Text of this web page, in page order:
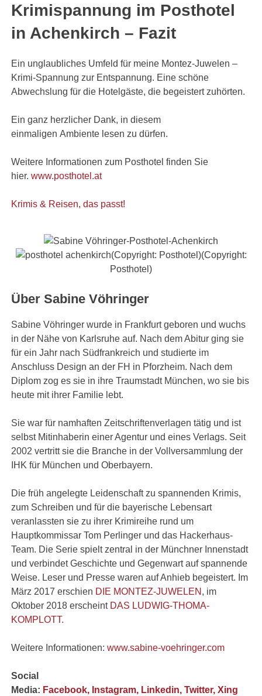
Krimispannung im Posthotel
in Achenkirch – Fazit
Ein unglaubliches Umfeld für meine Montez-Juwelen –
Krimi-Spannung zur Entspannung. Eine schöne
Abwechslung für die Hotelgäste, die begeistert zuhörten.
Ein ganz herzlicher Dank, in diesem
einmaligen Ambiente lesen zu dürfen.
Weitere Informationen zum Posthotel finden Sie
hier.www.posthotel.at
Krimis & Reisen, das passt!
(Copyright: Posthotel)(Copyright:
Posthotel)
Über Sabine Vöhringer
Sabine Vöhringer wurde in Frankfurt geboren und wuchs
in der Nähe von Karlsruhe auf. Nach dem Abitur ging sie
für ein Jahr nach Südfrankreich und studierte im
Anschluss Design an der FH in Pforzheim. Nach dem
Diplom zog es sie in ihre Traumstadt München, wo sie bis
heute mit ihrer Familie lebt.
Sie war für namhaften Zeitschriftenverlagen tätig und ist
selbst Mitinhaberin einer Agentur und eines Verlags. Seit
2002 vertritt sie die Branche in der Vollversammlung der
IHK für München und Oberbayern.
Die früh angelegte Leidenschaft zu spannenden Krimis,
zum Schreiben und für die bayerische Lebensart
veranlassten sie zu ihrer Krimireihe rund um
Hauptkommissar Tom Perlinger und das Hackerhaus-
Team. Die Serie spielt zentral in der Münchner Innenstadt
und verbindet Geschichte und Gegenwart auf spannende
Weise. Leser und Presse waren auf Anhieb begeistert. Im
März 2017 erschien DIE MONTEZ-JUWELEN , im
Oktober 2018 erscheint DAS LUDWIG-THOMA-
KOMPLOTT.
Weitere Informationen:www.sabine-voehringer.com
Social
Media: Facebook, Instagram, Linkedin,Twitter,Xing